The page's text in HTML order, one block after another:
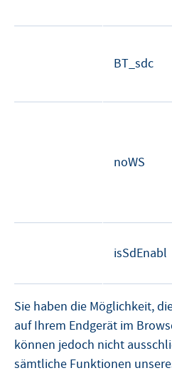
BT_sdc
noWS
isSdEnabl
Sie haben die Möglichkeit,
auf Ihrem Endgerät im
können jedoch nicht
sämtliche Funktionen